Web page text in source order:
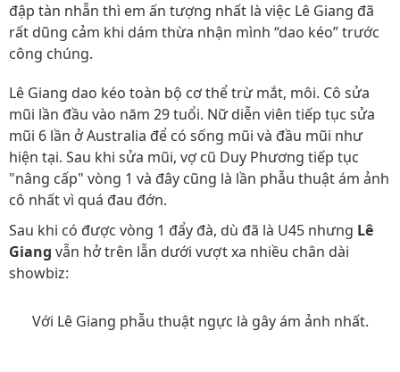
đập tàn nhẫn thì em ấn tượng nhất là việc Lê Giang đã
rất dũng cảm khi dám thừa nhận mình “dao kéo” trước
công chúng.
Lê Giang dao kéo toàn bộ cơ thể trừ mắt, môi. Cô sửa
mũi lần đầu vào năm 29 tuổi. Nữ diễn viên tiếp tục sửa
mũi 6 lần ở Australia để có sống mũi và đầu mũi như
hiện tại. Sau khi sửa mũi, vợ cũ Duy Phương tiếp tục
"nâng cấp" vòng 1 và đây cũng là lần phẫu thuật ám ảnh
cô nhất vì quá đau đớn.
Sau khi có được vòng 1 đẩy đà, dù đã là U45 nhưng Lê
Giang vẫn hở trên lẫn dưới vượt xa nhiều chân dài
showbiz:
Với Lê Giang phẫu thuật ngực là gây ám ảnh nhất.